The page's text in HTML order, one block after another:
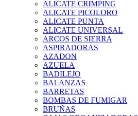
ALICATE CRIMPING
ALICATE PICOLORO
ALICATE PUNTA
ALICATE UNIVERSAL
ARCOS DE SIERRA
ASPIRADORAS
AZADON
AZUELA
BADILEJO
BALANZAS
BARRETAS
BOMBAS DE FUMIGAR
BRUÑAS